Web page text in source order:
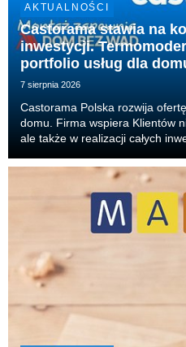
AKTUALNOŚCI
Castorama stawia na
inwestycji.
portfolio usług dla
7 sierpnia 2026
Castorama Polska rozwija
domu. Firma wspiera Klientów
ale także w realizacji całych
wykonawców i realizację prac.